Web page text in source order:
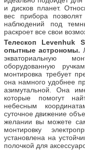
и дисков планет.
вес прибора
наблюдений под
раскроет все свои
Телескоп Levenhuk
опытные астрономы.
экваториальную
оборудованную
монтировка требует
она намного удобнее
азимутальной. Она
которые помогут
небесным
суточное движение
желании вы можете
монтировку
установлена на
полочкой для